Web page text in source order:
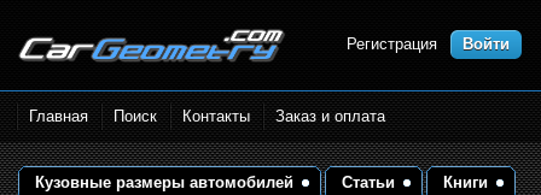
Размеры кузова автомобилей.
Контрольные точки и кузовные
размеры. Геометрия кузова
Регистрация Войти
Главная Поиск Контакты Заказ и оплата
Кузовные размеры автомобилей Статьи Книги